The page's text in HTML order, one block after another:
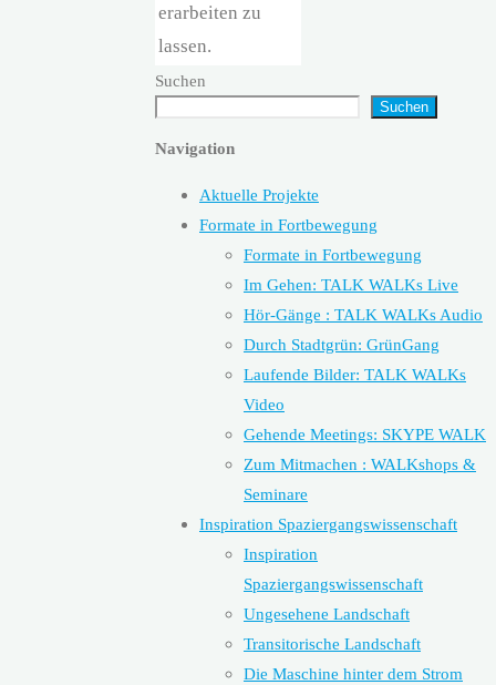
erarbeiten zu
lassen.
Suchen
Suchen
Navigation
Aktuelle Projekte
Formate in Fortbewegung
Formate in Fortbewegung
Im Gehen: TALK WALKs Live
Hör-Gänge : TALK WALKs Audio
Durch Stadtgrün: GrünGang
Laufende Bilder: TALK WALKs
Video
Gehende Meetings: SKYPE WALK
Zum Mitmachen : WALKshops &
Seminare
Inspiration Spaziergangswissenschaft
Inspiration
Spaziergangswissenschaft
Ungesehene Landschaft
Transitorische Landschaft
Die Maschine hinter dem Strom